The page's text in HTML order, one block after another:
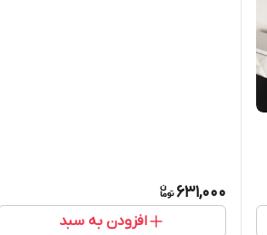
631,000
افزودن به سبد